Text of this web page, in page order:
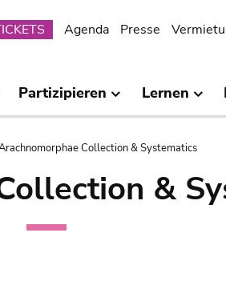
Agenda Presse
Partizipieren Lernen
Collection & Systematics
&